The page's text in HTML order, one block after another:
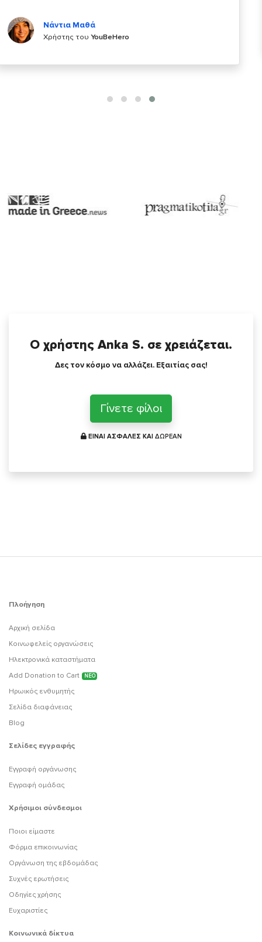
Χρήστης του
Ο χρήστης Anka S. σε χρειάζεται.
Δες τον κόσμο να αλλάζει. Εξαιτίας σας!
Γίνετε φίλοι
ΕΙΝΑΙ ΑΣΦΑΛΕΣ ΚΑΙ ΔΩΡΕΑΝ
Πλοήγηση
Αρχική σελίδα
Κοινωφελείς οργανώσεις
Ηλεκτρονικά καταστήματα
Add Donation to Cart
ΝΕΟ
Ηρωικός ενθυμητής
Σελίδα διαφάνειας
Blog
Σελίδες εγγραφής
Εγγραφή οργάνωσης
Εγγραφή ομάδας
Χρήσιμοι σύνδεσμοι
Ποιοι είμαστε
Φόρμα επικοινωνίας
Οργάνωση της εβδομάδας
Συχνές ερωτήσεις
Οδηγίες χρήσης
Ευχαριστίες
Κοινωνικά δίκτυα